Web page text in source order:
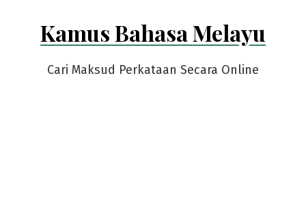
Kamus Bahasa Melayu
Cari Maksud Perkataan Secara Online